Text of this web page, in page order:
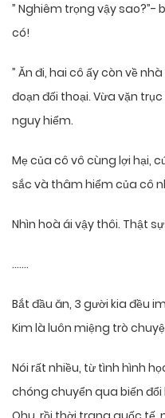
” Nghiêm trọng vậy sao?”-
có!
” Ăn đi, hai cô ấy còn về
đoạn đối thoại. Vừa vặn
nguy hiểm.
Mẹ của cô vô cùng lợi hại,
sắc và thâm hiểm của cô
Nhìn hoà ái vậy thôi. Thật
…….
Bắt đầu ăn, 3 gười kia đều
Kim là luôn miệng trò
Nói rất nhiều, từ tình hình
chóng chuyển qua biến